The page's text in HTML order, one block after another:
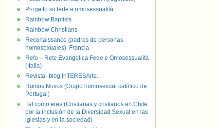
Progetto su fede e omosessualità
Rainbow Baptists
Rainbow Christians
Reconaissance (padres de personas
homosexuales). Francia
Refo – Rete Evangelica Fede e Omosessualità
(Italia)
Revista- blog InTERESArte.
Rumos Novos (Grupo homosexual católico de
Portugal)
Tal como eres (Cristianas y cristianos en Chile
por la inclusión de la Diversidad Sexual en las
iglesias y en la sociedad)